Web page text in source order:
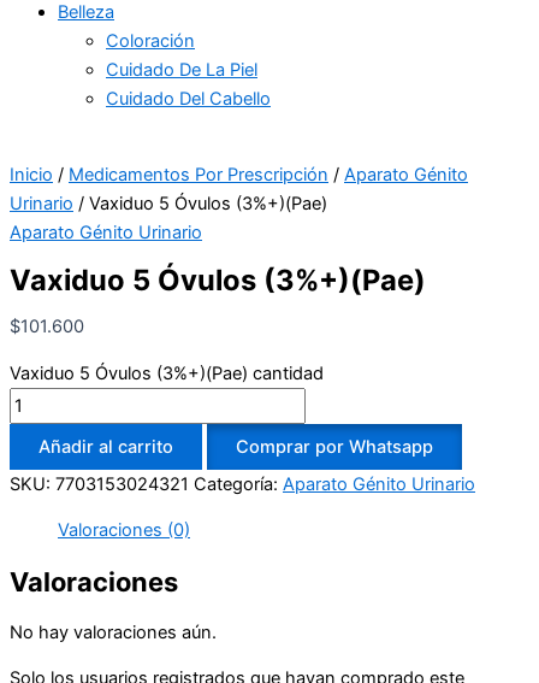
Belleza
Coloración
Cuidado De La Piel
Cuidado Del Cabello
Inicio / Medicamentos Por Prescripción / Aparato Génito
Urinario / Vaxiduo 5 Óvulos (3%+)(Pae)
Aparato Génito Urinario
Vaxiduo 5 Óvulos (3%+)(Pae)
$101.600
Vaxiduo 5 Óvulos (3%+)(Pae) cantidad
Añadir al carrito
Comprar por Whatsapp
SKU: 7703153024321 Categoría: Aparato Génito Urinario
Valoraciones (0)
Valoraciones
No hay valoraciones aún.
Solo los usuarios registrados que hayan comprado este